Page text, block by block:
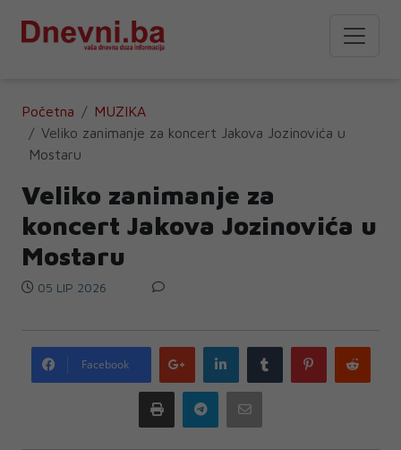
Početna
MUZIKA
Veliko zanimanje za koncert Jakova Jozinovića u
Mostaru
Veliko zanimanje za
koncert Jakova Jozinovića u
Mostaru
05 LIP 2026
Facebook
Google
plus
LinkedIn Tumblr Pinterest
Print Telegram